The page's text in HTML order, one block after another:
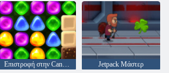
Επιστροφή στην Candyland 4: Lollipop Κήπος Jetpack Μάστερ